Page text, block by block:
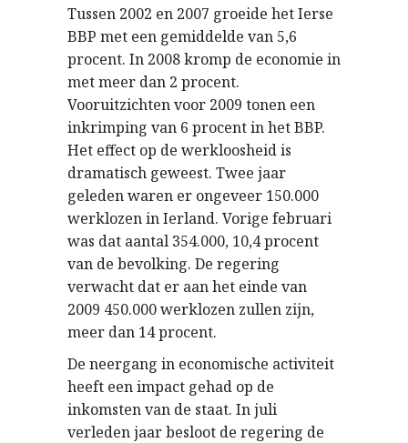
Tussen 2002 en 2007 groeide het Ierse
BBP met een gemiddelde van 5,6
procent. In 2008 kromp de economie in
met meer dan 2 procent.
Vooruitzichten voor 2009 tonen een
inkrimping van 6 procent in het BBP.
Het effect op de werkloosheid is
dramatisch geweest. Twee jaar
geleden waren er ongeveer 150.000
werklozen in Ierland. Vorige februari
was dat aantal 354.000, 10,4 procent
van de bevolking. De regering
verwacht dat er aan het einde van
2009 450.000 werklozen zullen zijn,
meer dan 14 procent.
De neergang in economische activiteit
heeft een impact gehad op de
inkomsten van de staat. In juli
verleden jaar besloot de regering de